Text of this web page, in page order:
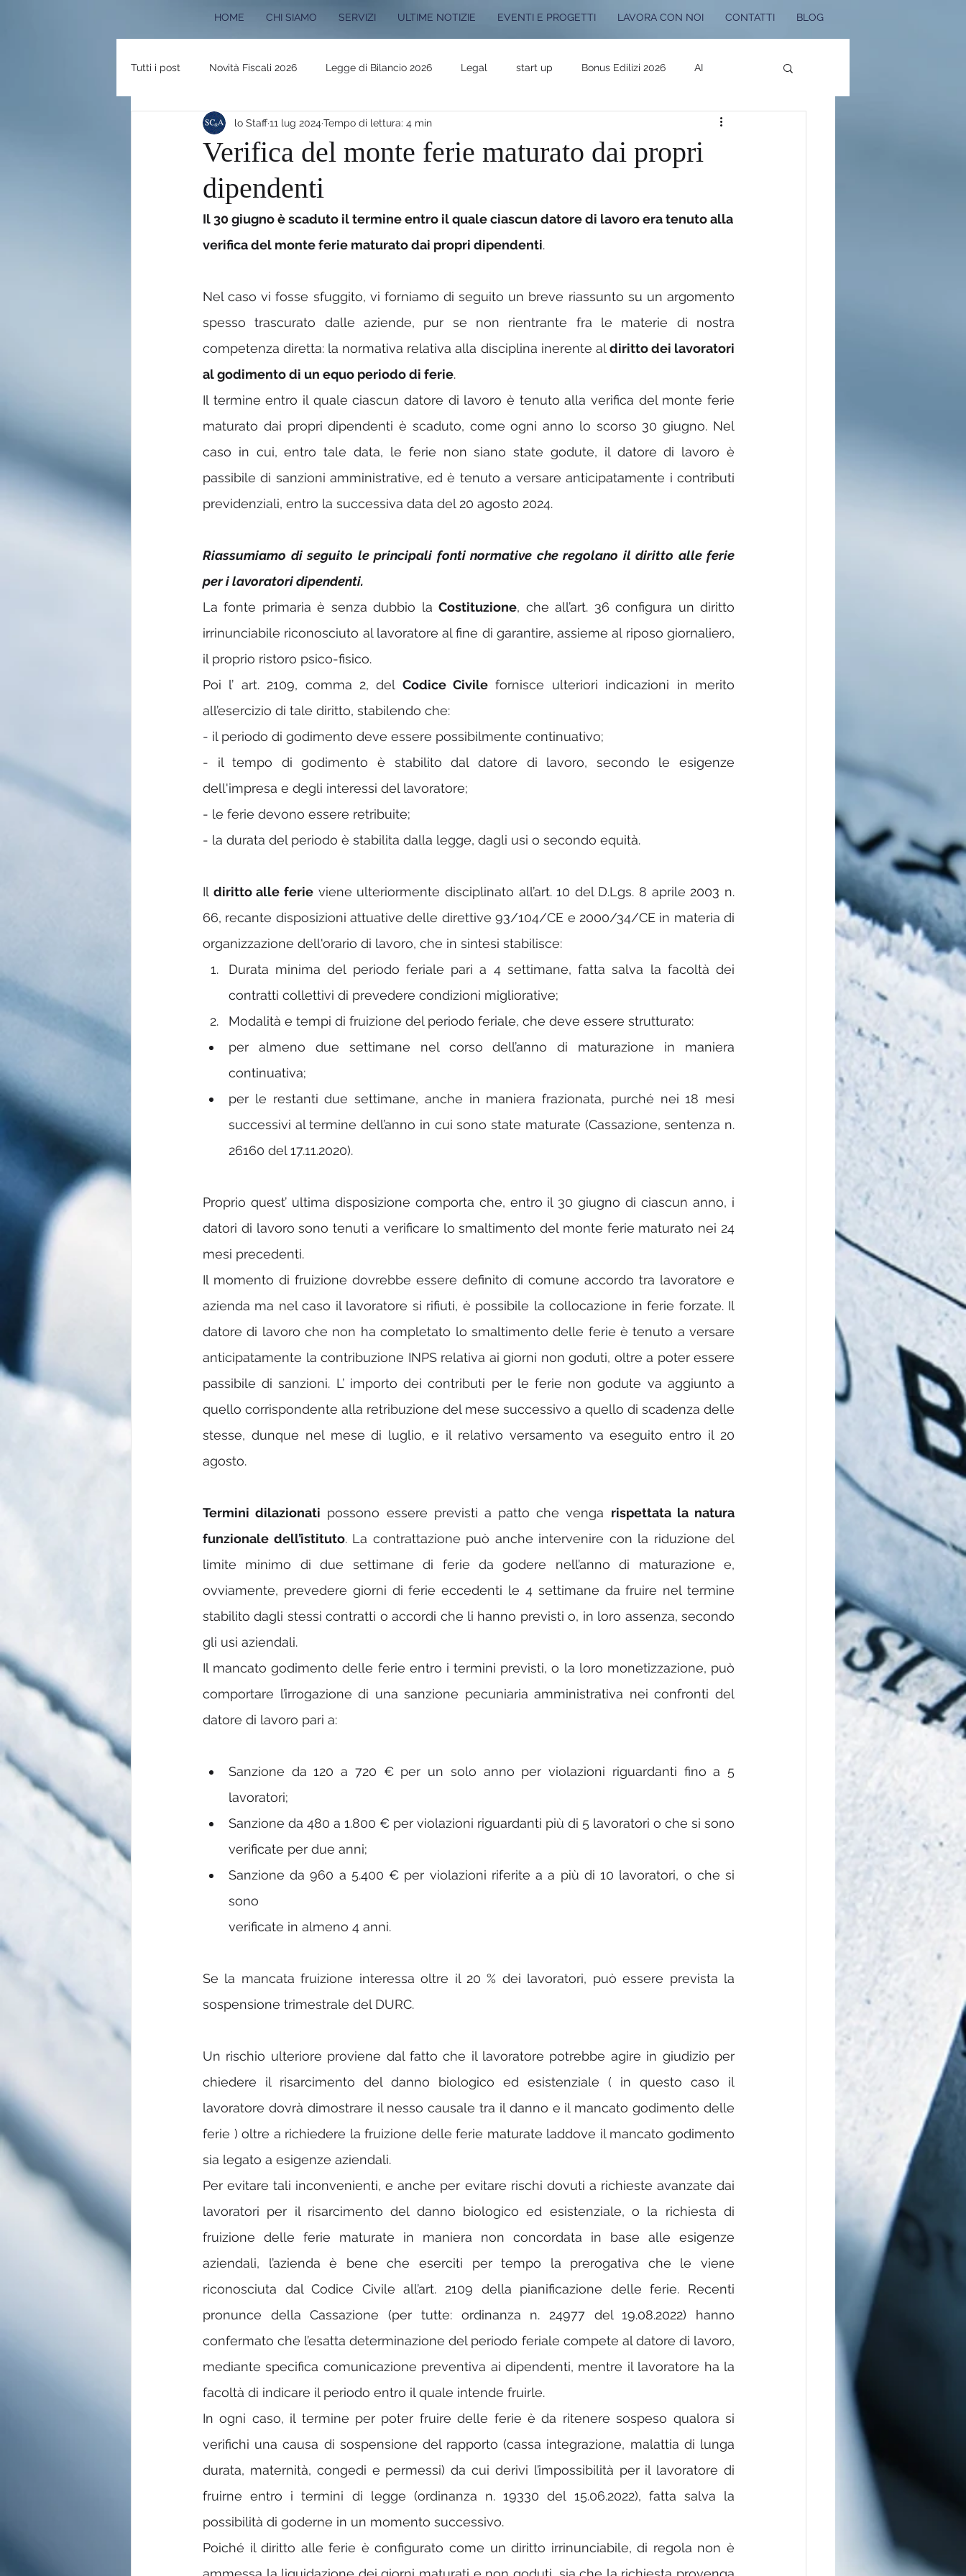
HOME CHI SIAMO SERVIZI ULTIME NOTIZIE EVENTI E PROGETTI LAVORA CON NOI CONTATTI BLOG
Tutti i post Novità Fiscali 2026 Legge di Bilancio 2026 Legal start up Bonus Edilizi 2026 AI
RASSEGNA STAMPA Eventi e progetti Legge di Bilancio 2025 Bonus Edilizi 2025
PNRR 2024 Bonus Edilizi 2024
Pace Fiscale 2023 Newsletter Registro Titolari Effettivi
Verifica del monte ferie maturato dai propri
dipendenti
lo Staff11 lug 2024 Tempo di lettura: 4 min
Il 30 giugno è scaduto il termine entro il quale ciascun datore di lavoro era tenuto alla
verifica del monte ferie maturato dai propri dipendenti.
Nel caso vi fosse sfuggito, vi forniamo di seguito un breve riassunto su un argomento
spesso trascurato dalle aziende, pur se non rientrante fra le materie di nostra
competenza diretta: la normativa relativa alla disciplina inerente al diritto dei lavoratori
al godimento di un equo periodo di ferie.
Il termine entro il quale ciascun datore di lavoro è tenuto alla verifica del monte ferie
maturato dai propri dipendenti è scaduto, come ogni anno lo scorso 30 giugno. Nel
caso in cui, entro tale data, le ferie non siano state godute, il datore di lavoro è
passibile di sanzioni amministrative, ed è tenuto a versare anticipatamente i contributi
previdenziali, entro la successiva data del 20 agosto 2024.
Riassumiamo di seguito le principali fonti normative che regolano il diritto alle ferie
per i lavoratori dipendenti.
La fonte primaria è senza dubbio la Costituzione, che all’art. 36 configura un diritto
irrinunciabile riconosciuto al lavoratore al fine di garantire, assieme al riposo giornaliero,
il proprio ristoro psico-fisico.
Poi l’ art. 2109, comma 2, del Codice Civile fornisce ulteriori indicazioni in merito
all’esercizio di tale diritto, stabilendo che:
- il periodo di godimento deve essere possibilmente continuativo;
- il tempo di godimento è stabilito dal datore di lavoro, secondo le esigenze
dell'impresa e degli interessi del lavoratore;
- le ferie devono essere retribuite;
- la durata del periodo è stabilita dalla legge, dagli usi o secondo equità.
Il diritto alle ferie viene ulteriormente disciplinato all’art. 10 del D.Lgs. 8 aprile 2003 n.
66, recante disposizioni attuative delle direttive 93/104/CE e 2000/34/CE in materia di
organizzazione dell'orario di lavoro, che in sintesi stabilisce:
Durata minima del periodo feriale pari a 4 settimane, fatta salva la facoltà dei
contratti collettivi di prevedere condizioni migliorative;
Modalità e tempi di fruizione del periodo feriale, che deve essere strutturato:
per almeno due settimane nel corso dell’anno di maturazione in maniera
continuativa;
per le restanti due settimane, anche in maniera frazionata, purché nei 18 mesi
successivi al termine dell’anno in cui sono state maturate (Cassazione, sentenza n.
26160 del 17.11.2020).
Proprio quest’ ultima disposizione comporta che, entro il 30 giugno di ciascun anno, i
datori di lavoro sono tenuti a verificare lo smaltimento del monte ferie maturato nei 24
mesi precedenti.
Il momento di fruizione dovrebbe essere definito di comune accordo tra lavoratore e
azienda ma nel caso il lavoratore si rifiuti, è possibile la collocazione in ferie forzate. Il
datore di lavoro che non ha completato lo smaltimento delle ferie è tenuto a versare
anticipatamente la contribuzione INPS relativa ai giorni non goduti, oltre a poter essere
passibile di sanzioni. L’ importo dei contributi per le ferie non godute va aggiunto a
quello corrispondente alla retribuzione del mese successivo a quello di scadenza delle
stesse, dunque nel mese di luglio, e il relativo versamento va eseguito entro il 20
agosto.
Termini dilazionati possono essere previsti a patto che venga rispettata la natura
funzionale dell’istituto. La contrattazione può anche intervenire con la riduzione del
limite minimo di due settimane di ferie da godere nell’anno di maturazione e,
ovviamente, prevedere giorni di ferie eccedenti le 4 settimane da fruire nel termine
stabilito dagli stessi contratti o accordi che li hanno previsti o, in loro assenza, secondo
gli usi aziendali.
Il mancato godimento delle ferie entro i termini previsti, o la loro monetizzazione, può
comportare l’irrogazione di una sanzione pecuniaria amministrativa nei confronti del
datore di lavoro pari a:
Sanzione da 120 a 720 € per un solo anno per violazioni riguardanti fino a 5
lavoratori;
verificate per due anni;
Sanzione da 960 a 5.400 € per violazioni riferite a a più di 10 lavoratori, o che si
sono
verificate in almeno 4 anni.
Se la mancata fruizione interessa oltre il 20 % dei lavoratori, può essere prevista la
sospensione trimestrale del DURC.
Un rischio ulteriore proviene dal fatto che il lavoratore potrebbe agire in giudizio per
chiedere il risarcimento del danno biologico ed esistenziale ( in questo caso il
lavoratore dovrà dimostrare il nesso causale tra il danno e il mancato godimento delle
ferie ) oltre a richiedere la fruizione delle ferie maturate laddove il mancato godimento
sia legato a esigenze aziendali.
Per evitare tali inconvenienti, e anche per evitare rischi dovuti a richieste avanzate dai
lavoratori per il risarcimento del danno biologico ed esistenziale, o la richiesta di
fruizione delle ferie maturate in maniera non concordata in base alle esigenze
aziendali, l’azienda è bene che eserciti per tempo la prerogativa che le viene
riconosciuta dal Codice Civile all’art. 2109 della pianificazione delle ferie. Recenti
pronunce della Cassazione (per tutte: ordinanza n. 24977 del 19.08.2022) hanno
confermato che l’esatta determinazione del periodo feriale compete al datore di lavoro,
mediante specifica comunicazione preventiva ai dipendenti, mentre il lavoratore ha la
facoltà di indicare il periodo entro il quale intende fruirle.
In ogni caso, il termine per poter fruire delle ferie è da ritenere sospeso qualora si
verifichi una causa di sospensione del rapporto (cassa integrazione, malattia di lunga
durata, maternità, congedi e permessi) da cui derivi l’impossibilità per il lavoratore di
fruirne entro i termini di legge (ordinanza n. 19330 del 15.06.2022), fatta salva la
possibilità di goderne in un momento successivo.
Poiché il diritto alle ferie è configurato come un diritto irrinunciabile, di regola non è